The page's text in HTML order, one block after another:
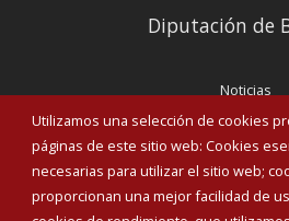
Utilizamos una selección de cookies
páginas de este sitio web: Cookies
necesarias para utilizar el sitio web;
proporcionan una mejor facilidad de
Diputación de
Noticias
Eventos
Corporación
Teléfonos de